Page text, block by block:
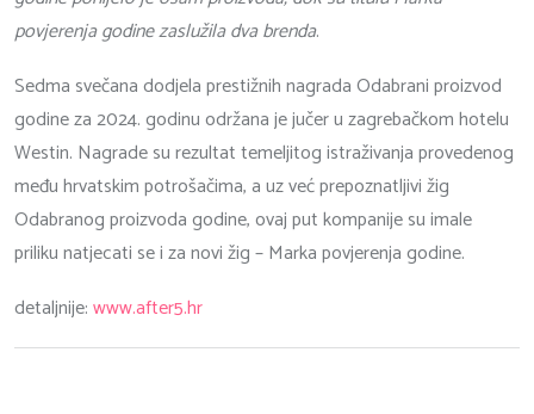
povjerenja godine zaslužila dva brenda.
Sedma svečana dodjela prestižnih nagrada Odabrani proizvod
godine za 2024. godinu održana je jučer u zagrebačkom hotelu
Westin. Nagrade su rezultat temeljitog istraživanja provedenog
među hrvatskim potrošačima, a uz već prepoznatljivi žig
Odabranog proizvoda godine, ovaj put kompanije su imale
priliku natjecati se i za novi žig – Marka povjerenja godine.
detaljnije:www.after5.hr